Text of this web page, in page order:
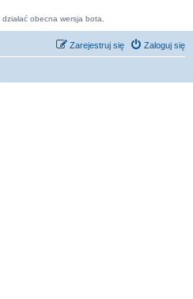
działać obecna wersja bota.
Zaloguj się
Zarejestruj się